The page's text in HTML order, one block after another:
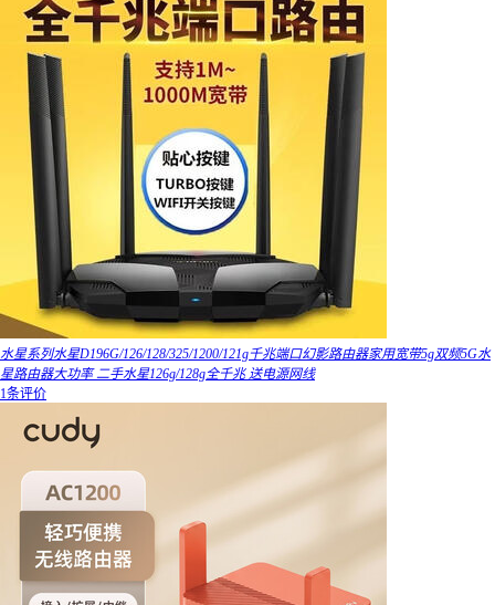
水星系列水星D196G/126/128/325/1200/121g千兆端口幻影路由器家用宽带5g双频5G水
星路由器大功率 二手水星126g/128g全千兆 送电源网线
1条评价